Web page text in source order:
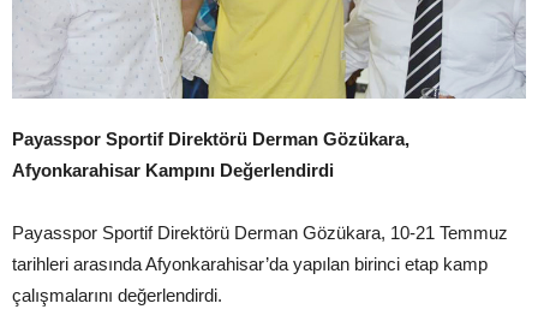
Payasspor Sportif Direktörü Derman Gözükara,
Afyonkarahisar Kampını Değerlendirdi
Payasspor Sportif Direktörü Derman Gözükara, 10-21 Temmuz
tarihleri arasında Afyonkarahisar’da yapılan birinci etap kamp
çalışmalarını değerlendirdi.